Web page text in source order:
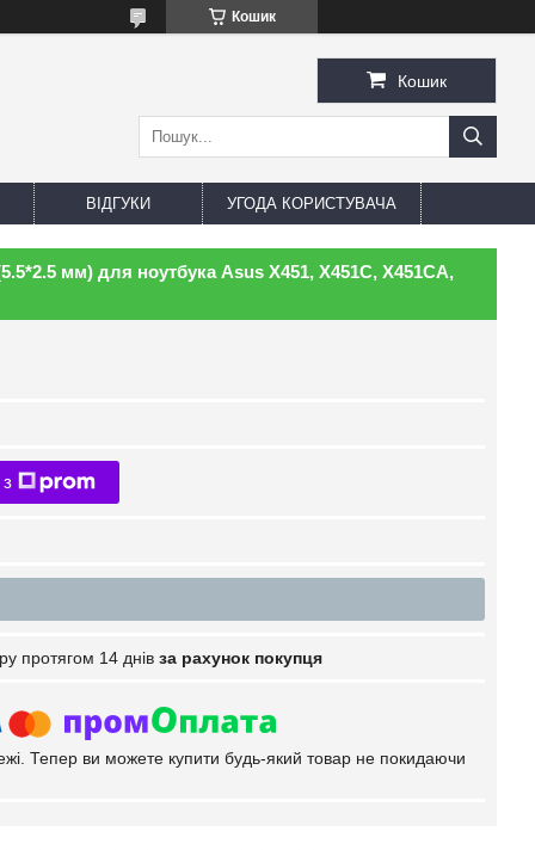
Кошик
Кошик
ВІДГУКИ УГОДА КОРИСТУВАЧА
мм) для ноутбука Asus X451, X451C, X451CA,
протягом 14 днів за рахунок покупця
Тепер ви можете купити будь-який товар не покидаючи